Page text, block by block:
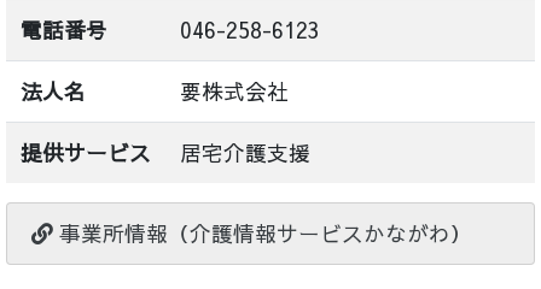
電話番号 046-258-6123
法人名 要株式会社
提供サービス 居宅介護支援
事業所情報（介護情報サービスかながわ）